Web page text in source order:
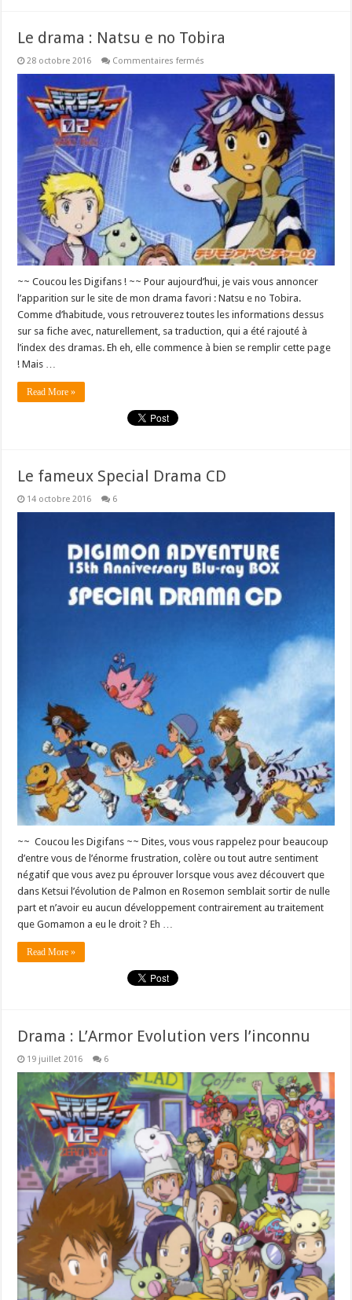
Le drama : Natsu e no Tobira
28 octobre 2016 Commentaires fermés
drama
:
Natsu
e
no
Tobira
~~ Coucou les Digifans ! ~~ Pour aujourd’hui, je vais vous annoncer
l’apparition sur le site de mon drama favori : Natsu e no Tobira.
Comme d’habitude, vous retrouverez toutes les informations dessus
sur sa fiche avec, naturellement, sa traduction, qui a été rajouté à
l’index des dramas. Eh eh, elle commence à bien se remplir cette page
! Mais …
Read More »
Le fameux Special Drama CD
14 octobre 2016 6
~~ Coucou les Digifans ~~ Dites, vous vous rappelez pour beaucoup
d’entre vous de l’énorme frustration, colère ou tout autre sentiment
négatif que vous avez pu éprouver lorsque vous avez découvert que
dans Ketsui l’évolution de Palmon en Rosemon semblait sortir de nulle
part et n’avoir eu aucun développement contrairement au traitement
que Gomamon a eu le droit ? Eh …
Read More »
Drama : L’Armor Evolution vers l’inconnu
19 juillet 2016 6